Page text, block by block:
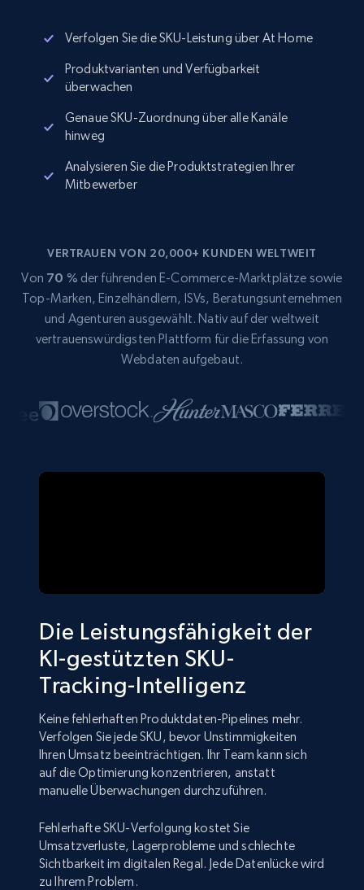
Verfolgen Sie die SKU-Leistung über At Home
Produktvarianten und Verfügbarkeit
überwachen
Genaue SKU-Zuordnung über alle Kanäle
hinweg
Analysieren Sie die Produktstrategien Ihrer
Mitbewerber
VERTRAUEN VON 20,000+ KUNDEN WELTWEIT
Von 70 % der führenden E-Commerce-Marktplätze sowie
Top-Marken, Einzelhändlern, ISVs, Beratungsunternehmen
und Agenturen ausgewählt. Nativ auf der weltweit
vertrauenswürdigsten Plattform für die Erfassung von
Webdaten aufgebaut.
Die Leistungsfähigkeit der
KI-gestützten SKU-
Tracking-Intelligenz
Keine fehlerhaften Produktdaten-Pipelines mehr.
Verfolgen Sie jede SKU, bevor Unstimmigkeiten
Ihren Umsatz beeinträchtigen. Ihr Team kann sich
auf die Optimierung konzentrieren, anstatt
manuelle Überwachungen durchzuführen.
Fehlerhafte SKU-Verfolgung kostet Sie
Umsatzverluste, Lagerprobleme und schlechte
Sichtbarkeit im digitalen Regal. Jede Datenlücke wird
zu Ihrem Problem.